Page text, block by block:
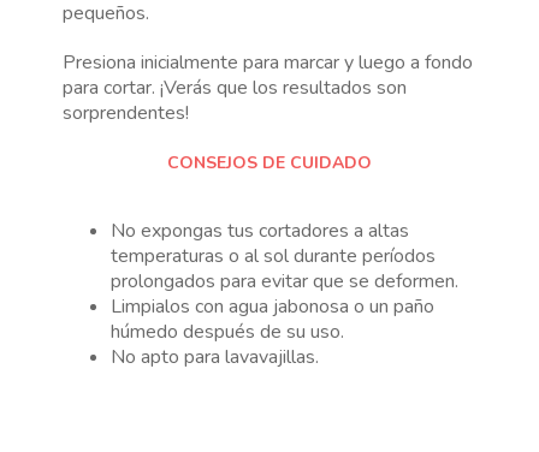
pequeños.
Presiona inicialmente para marcar y luego a fondo
para cortar. ¡Verás que los resultados son
sorprendentes!
CONSEJOS DE CUIDADO
No expongas tus cortadores a altas
temperaturas o al sol durante períodos
prolongados para evitar que se deformen.
Limpialos con agua jabonosa o un paño
húmedo después de su uso.
No apto para lavavajillas.